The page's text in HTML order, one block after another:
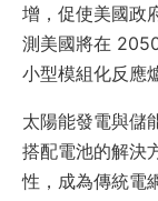
增，促使美國政
測美國將在
小型模組化反應
太陽能發電與儲
搭配電池的解決
性，成為傳統電